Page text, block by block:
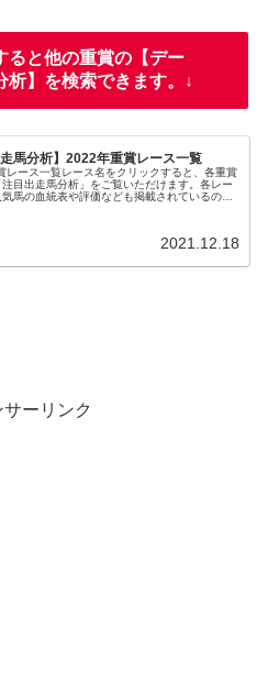
ると他の重賞の【デー
析】を検索できます。↓
走馬分析】2022年重賞レース一覧
レース一覧レース名をクリックすると、各重賞
注目出走馬分析」をご覧いただけます。各レー
気馬の血統表や評価なども掲載されているの
2021.12.18
サーリンク